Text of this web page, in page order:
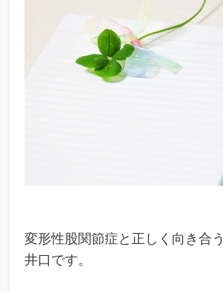
変形性股関節症と正しく向き合
井口です。